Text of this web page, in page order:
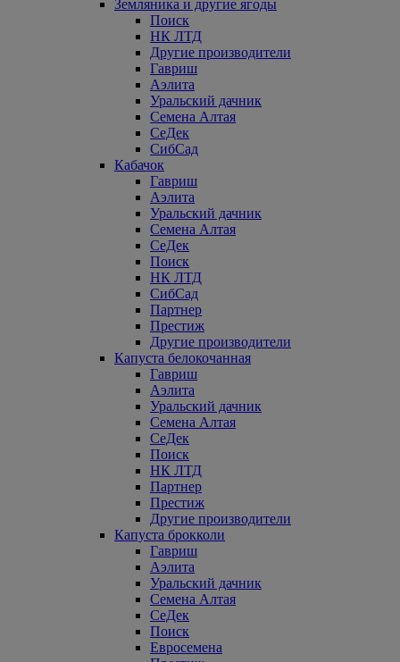
Земляника и другие ягоды
Поиск
НК ЛТД
Другие производители
Гавриш
Аэлита
Уральский дачник
Семена Алтая
СеДек
СибСад
Кабачок
Гавриш
Аэлита
Уральский дачник
Семена Алтая
СеДек
Поиск
НК ЛТД
СибСад
Партнер
Престиж
Другие производители
Капуста белокочанная
Гавриш
Аэлита
Уральский дачник
Семена Алтая
СеДек
Поиск
НК ЛТД
Партнер
Престиж
Другие производители
Капуста брокколи
Гавриш
Аэлита
Уральский дачник
Семена Алтая
СеДек
Поиск
Евросемена